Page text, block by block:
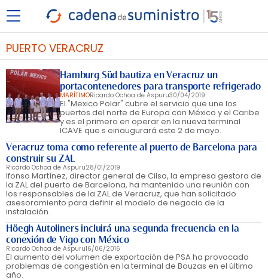
PUERTO VERACRUZ
Hamburg Süd bautiza en Veracruz un
portacontenedores para transporte refrigerado
MARÍTIMORicardo Ochoa de Aspuru30/04/2019
El "Mexico Polar" cubre el servicio que une los
puertos del norte de Europa con México y el Caribe
y es el primero en operar en la nueva terminal
ICAVE que s einaugurará este 2 de mayo.
Veracruz toma como referente al puerto de Barcelona para
construir su ZAL
Ricardo Ochoa de Aspuru28/01/2019
lfonso Martínez, director general de Cilsa, la empresa gestora de
la ZAL del puerto de Barcelona, ha mantenido una reunión con
los responsables de la ZAL de Veracruz, que han solicitado
asesoramiento para definir el modelo de negocio de la
instalación.
Höegh Autoliners incluirá una segunda frecuencia en la
conexión de Vigo con México
Ricardo Ochoa de Aspuru16/06/2016
El aumento del volumen de exportación de PSA ha provocado
problemas de congestión en la terminal de Bouzas en el último
año.